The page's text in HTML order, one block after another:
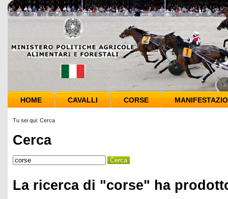
HOME CAVALLI CORSE
Tu sei qui: Cerca
Cerca
La ricerca di "corse" ha